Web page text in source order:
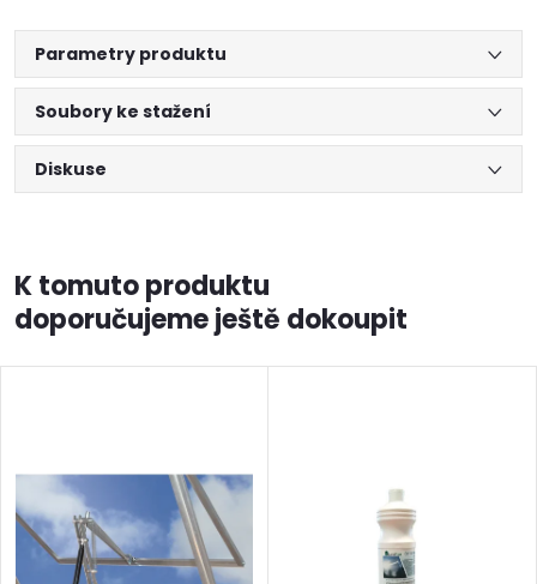
Parametry produktu
Soubory ke stažení
Diskuse
K tomuto produktu
doporučujeme ještě dokoupit